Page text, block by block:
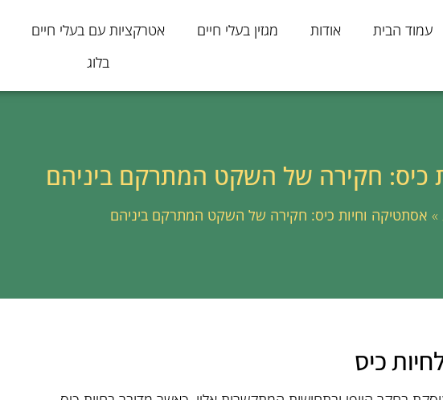
עמוד הבית אודות מגזין בעלי חיים אטרקציות עם בעלי חיים
בלוג
כיס: חקירה של השקט המתרקם ביניהם
» אסתטיקה וחיות כיס: חקירה של השקט המתרקם ביניהם
כיס